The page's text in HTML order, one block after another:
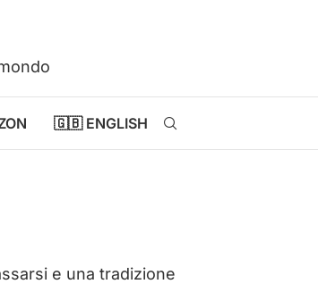
🇬🇧 ENGLISH
e una tradizione